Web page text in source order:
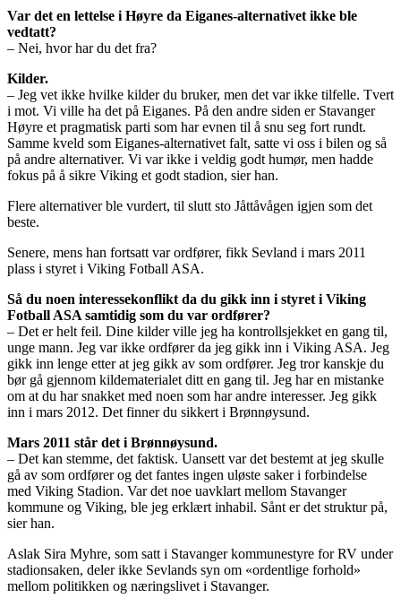
Var det en lettelse i Høyre da Eiganes-alternativet ikke ble
vedtatt?
– Nei, hvor har du det fra?
Kilder.
– Jeg vet ikke hvilke kilder du bruker, men det var ikke tilfelle. Tvert
i mot. Vi ville ha det på Eiganes. På den andre siden er Stavanger
Høyre et pragmatisk parti som har evnen til å snu seg fort rundt.
Samme kveld som Eiganes-alternativet falt, satte vi oss i bilen og så
på andre alternativer. Vi var ikke i veldig godt humør, men hadde
fokus på å sikre Viking et godt stadion, sier han.
Flere alternativer ble vurdert, til slutt sto Jåttåvågen igjen som det
beste.
Senere, mens han fortsatt var ordfører, fikk Sevland i mars 2011
plass i styret i Viking Fotball ASA.
Så du noen interessekonflikt da du gikk inn i styret i Viking
Fotball ASA samtidig som du var ordfører?
– Det er helt feil. Dine kilder ville jeg ha kontrollsjekket en gang til,
unge mann. Jeg var ikke ordfører da jeg gikk inn i Viking ASA. Jeg
gikk inn lenge etter at jeg gikk av som ordfører. Jeg tror kanskje du
bør gå gjennom kildematerialet ditt en gang til. Jeg har en mistanke
om at du har snakket med noen som har andre interesser. Jeg gikk
inn i mars 2012. Det finner du sikkert i Brønnøysund.
Mars 2011 står det i Brønnøysund.
– Det kan stemme, det faktisk. Uansett var det bestemt at jeg skulle
gå av som ordfører og det fantes ingen uløste saker i forbindelse
med Viking Stadion. Var det noe uavklart mellom Stavanger
kommune og Viking, ble jeg erklært inhabil. Sånt er det struktur på,
sier han.
Aslak Sira Myhre, som satt i Stavanger kommunestyre for RV under
stadionsaken, deler ikke Sevlands syn om «ordentlige forhold»
mellom politikken og næringslivet i Stavanger.